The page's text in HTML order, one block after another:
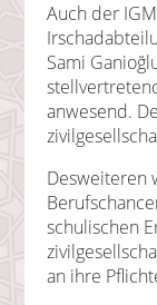
Auch der
Sami
anwesend.
Desweiteren
schulischen
an ihre